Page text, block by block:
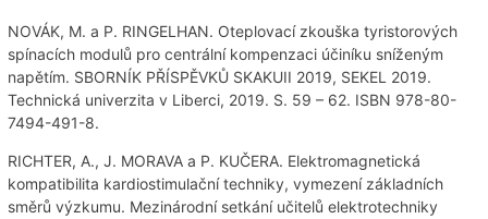
NOVÁK, M. a P. RINGELHAN. Oteplovací zkouška tyristorových
spínacích modulů pro centrální kompenzaci účiníku sníženým
napětím. SBORNÍK PŘÍSPĚVKŮ SKAKUII 2019, SEKEL 2019.
Technická univerzita v Liberci, 2019. S. 59 – 62. ISBN 978-80-
7494-491-8.
RICHTER, A., J. MORAVA a P. KUČERA. Elektromagnetická
kompatibilita kardiostimulační techniky, vymezení základních
směrů výzkumu. Mezinárodní setkání učitelů elektrotechniky